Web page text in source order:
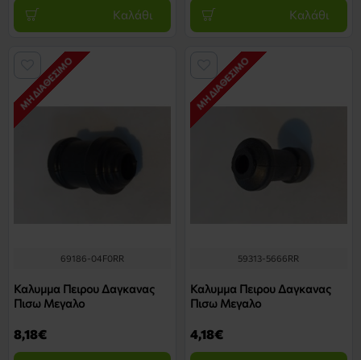
Καλάθι Καλάθι
ΜΗ ΔΙΑΘΈΣΙΜΟ
69186-04F0RR
Καλυμμα Πειρου Δαγκανας
Πισω Μεγαλο
8,18€
ΜΗ ΔΙΑΘΈΣΙΜΟ
59313-5666RR
Καλυμμα Πειρου Δαγκανας
Πισω Μεγαλο
4,18€